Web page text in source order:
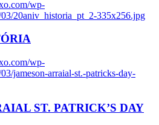
wp-
20aniv_historia_pt_2-335x256.jpg
wp-
jameson-arraial-st.-patricks-day-
ST. PATRICK’S DAY